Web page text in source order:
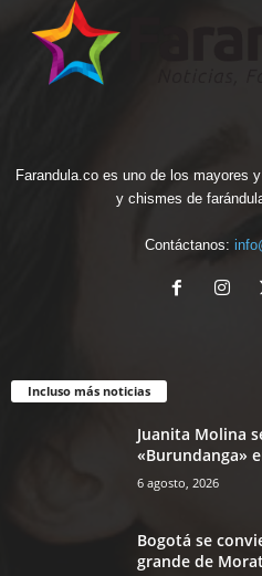
Farandula.co es uno de los mayores
y chismes de
Contáctanos:
Incluso más noticias
Juanita Molina
«Burundanga»
6 agosto, 2026
Bogotá se
grande de